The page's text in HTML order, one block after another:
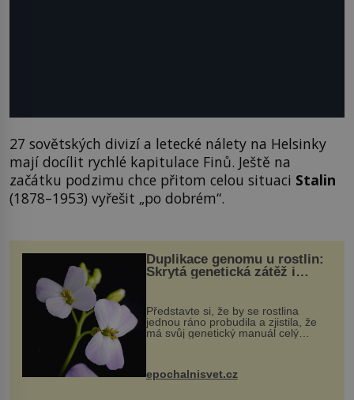
27 sovětských divizí a letecké nálety na Helsinky
mají docílit rychlé kapitulace Finů. Ještě na
začátku podzimu chce přitom celou situaci Stalin
(1878–1953) vyřešit „po dobrém“.
Duplikace genomu u rostlin:
Skrytá genetická zátěž i
Představte si, že by se rostlina
jednou ráno probudila a zjistila, že
má svůj genetický manuál celý
vstupenka...
epochalnisvet.cz